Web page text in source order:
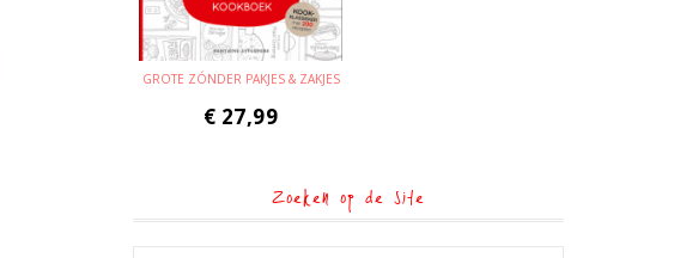
GROTE ZÓNDER PAKJES & ZAKJES
€ 27,99
Zoeken op de site